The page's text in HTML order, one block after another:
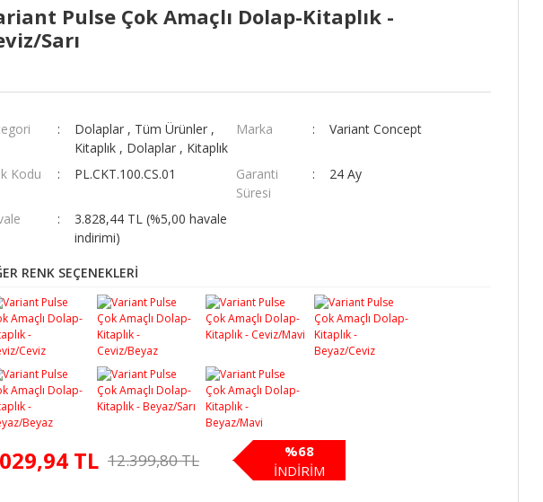
Pulse Çok Amaçlı Dolap-Kitaplık -
Sarı
Dolaplar , Tüm Ürünler ,
Kitaplık , Dolaplar , Kitaplık
Marka Variant Concept
Kodu PL.CKT.100.CS.01
Garanti
Süresi
24 Ay
3.828,44 TL (%5,00 havale
indirimi)
RENK SEÇENEKLERİ
TL 12.399,80 TL
%68
İNDİRİM